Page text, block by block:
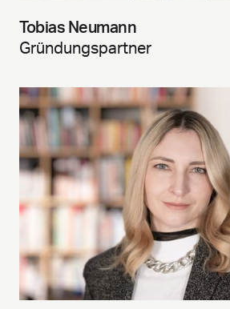
Tobias Neumann
Gründungspartner